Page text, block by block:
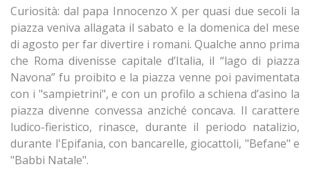
Curiosità: dal papa Innocenzo X per quasi due secoli la
piazza veniva allagata il sabato e la domenica del mese
di agosto per far divertire i romani. Qualche anno prima
che Roma divenisse capitale d’Italia, il “lago di piazza
Navona” fu proibito e la piazza venne poi pavimentata
con i "sampietrini", e con un profilo a schiena d’asino la
piazza divenne convessa anziché concava. Il carattere
ludico-fieristico, rinasce, durante il periodo natalizio,
durante l'Epifania, con bancarelle, giocattoli, "Befane" e
"Babbi Natale".